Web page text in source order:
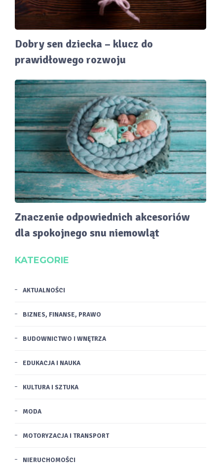
Dobry sen dziecka – klucz do
prawidłowego rozwoju
Znaczenie odpowiednich akcesoriów
dla spokojnego snu niemowląt
KATEGORIE
AKTUALNOŚCI
BIZNES, FINANSE, PRAWO
BUDOWNICTWO I WNĘTRZA
EDUKACJA I NAUKA
KULTURA I SZTUKA
MODA
MOTORYZACJA I TRANSPORT
NIERUCHOMOŚCI